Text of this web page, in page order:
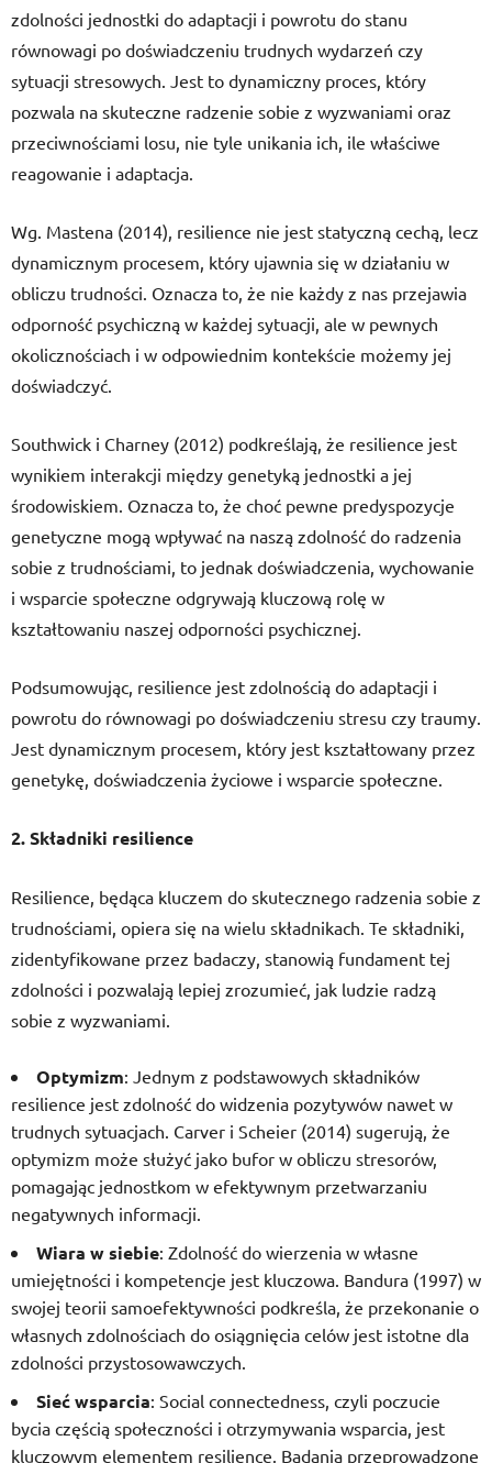
zdolności jednostki do adaptacji i powrotu do stanu
równowagi po doświadczeniu trudnych wydarzeń czy
sytuacji stresowych. Jest to dynamiczny proces, który
pozwala na skuteczne radzenie sobie z wyzwaniami oraz
przeciwnościami losu, nie tyle unikania ich, ile właściwe
reagowanie i adaptacja.
Wg. Mastena (2014), resilience nie jest statyczną cechą, lecz
dynamicznym procesem, który ujawnia się w działaniu w
obliczu trudności. Oznacza to, że nie każdy z nas przejawia
odporność psychiczną w każdej sytuacji, ale w pewnych
okolicznościach i w odpowiednim kontekście możemy jej
doświadczyć.
Southwick i Charney (2012) podkreślają, że resilience jest
wynikiem interakcji między genetyką jednostki a jej
środowiskiem. Oznacza to, że choć pewne predyspozycje
genetyczne mogą wpływać na naszą zdolność do radzenia
sobie z trudnościami, to jednak doświadczenia, wychowanie
i wsparcie społeczne odgrywają kluczową rolę w
kształtowaniu naszej odporności psychicznej.
Podsumowując, resilience jest zdolnością do adaptacji i
powrotu do równowagi po doświadczeniu stresu czy traumy.
Jest dynamicznym procesem, który jest kształtowany przez
genetykę, doświadczenia życiowe i wsparcie społeczne.
2. Składniki resilience
Resilience, będąca kluczem do skutecznego radzenia sobie z
trudnościami, opiera się na wielu składnikach. Te składniki,
zidentyfikowane przez badaczy, stanowią fundament tej
zdolności i pozwalają lepiej zrozumieć, jak ludzie radzą
sobie z wyzwaniami.
Optymizm: Jednym z podstawowych składników
resilience jest zdolność do widzenia pozytywów nawet w
trudnych sytuacjach. Carver i Scheier (2014) sugerują, że
optymizm może służyć jako bufor w obliczu stresorów,
pomagając jednostkom w efektywnym przetwarzaniu
negatywnych informacji.
Wiara w siebie: Zdolność do wierzenia w własne
umiejętności i kompetencje jest kluczowa. Bandura (1997) w
swojej teorii samoefektywności podkreśla, że przekonanie o
własnych zdolnościach do osiągnięcia celów jest istotne dla
zdolności przystosowawczych.
Sieć wsparcia: Social connectedness, czyli poczucie
bycia częścią społeczności i otrzymywania wsparcia, jest
kluczowym elementem resilience. Badania przeprowadzone